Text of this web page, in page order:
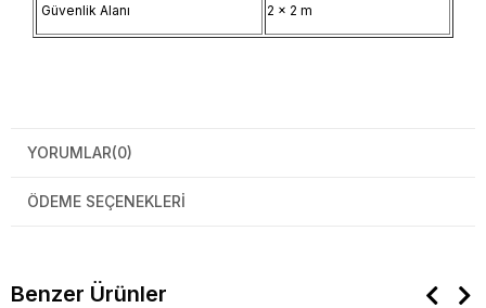
Güvenlik Alanı 2 x 2 m
YORUMLAR(0)
ÖDEME SEÇENEKLERI
Benzer Ürünler